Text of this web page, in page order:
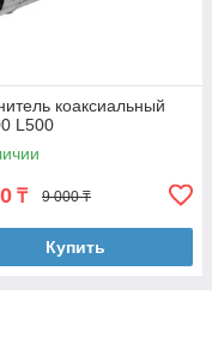
коаксиальный
L500
₸ 9 000 ₸
Купить